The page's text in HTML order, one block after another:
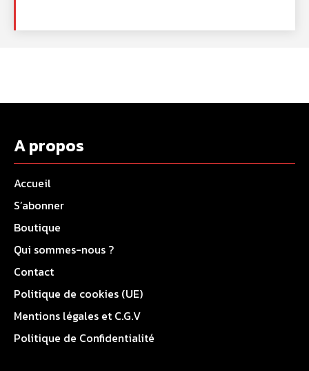
A propos
Accueil
S’abonner
Boutique
Qui sommes-nous ?
Contact
Politique de cookies (UE)
Mentions légales et C.G.V
Politique de Confidentialité